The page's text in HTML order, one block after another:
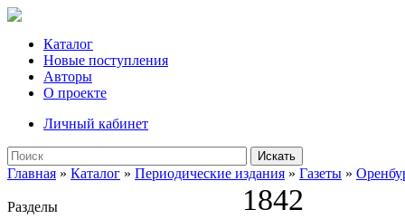
Каталог
Новые поступления
Авторы
О проекте
Личный кабинет
Искать
Главная » Каталог » Периодические издания » Газеты »
Разделы
1842